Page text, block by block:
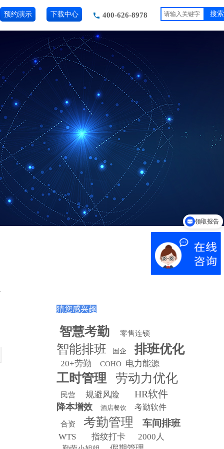
400-626-8978
预约演示 下载中心 搜索
猜您感兴趣
智慧考勤 零售连锁
智能排班 国企 排班优化
20+劳勤 COHO 电力能源
工时管理 劳动力优化
民营 规避风险 HR软件
降本增效 酒店餐饮 考勤软件
合资 考勤管理 车间排班
WTS 指纹打卡 2000人
产品演示
领取报告